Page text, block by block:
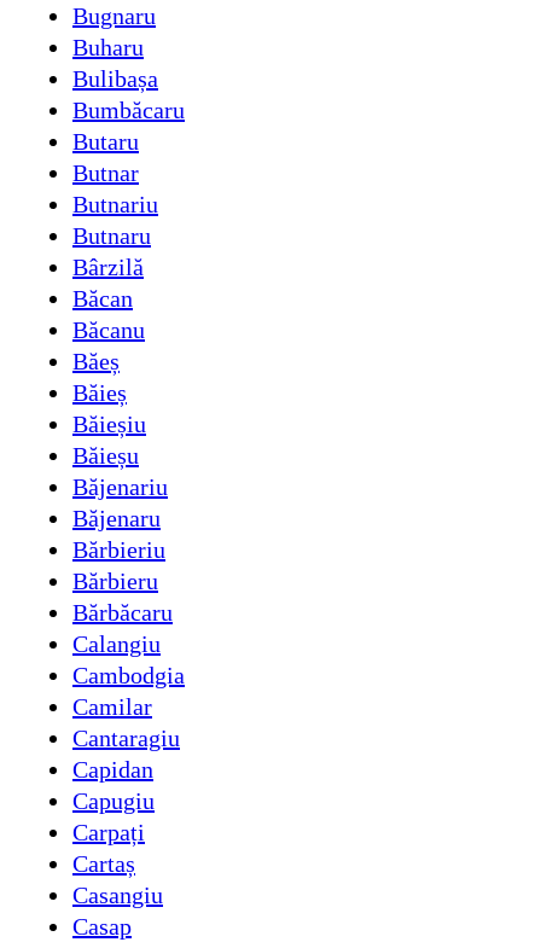
Bugnaru
Buharu
Bulibașa
Bumbăcaru
Butaru
Butnar
Butnariu
Butnaru
Bârzilă
Băcan
Băcanu
Băeș
Băieș
Băieșiu
Băieșu
Băjenariu
Băjenaru
Bărbieriu
Bărbieru
Bărbăcaru
Calangiu
Cambodgia
Camilar
Cantaragiu
Capidan
Capugiu
Carpați
Cartaș
Casangiu
Casap